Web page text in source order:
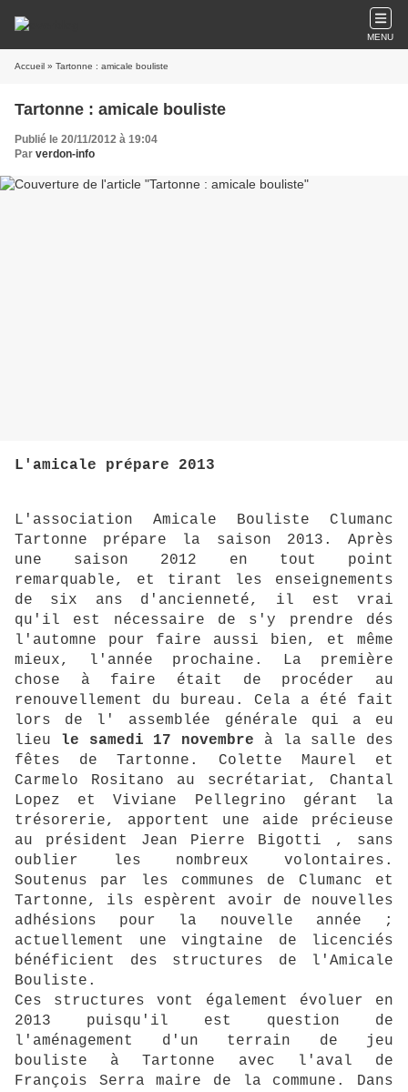
MENU
Accueil » Tartonne : amicale bouliste
Tartonne : amicale bouliste
Publié le 20/11/2012 à 19:04
Par verdon-info
L'amicale prépare 2013
L'association Amicale Bouliste Clumanc
Tartonne prépare la saison 2013. Après
une saison 2012 en tout point
remarquable, et tirant les enseignements
de six ans d'ancienneté, il est vrai
qu'il est nécessaire de s'y prendre dés
l'automne pour faire aussi bien, et même
mieux, l'année prochaine. La première
chose à faire était de procéder au
renouvellement du bureau. Cela a été fait
lors de l' assemblée générale qui a eu
lieu le samedi 17 novembre à la salle des
fêtes de Tartonne. Colette Maurel et
Carmelo Rositano au secrétariat, Chantal
Lopez et Viviane Pellegrino gérant la
trésorerie, apportent une aide précieuse
au président Jean Pierre Bigotti , sans
oublier les nombreux volontaires.
Soutenus par les communes de Clumanc et
Tartonne, ils espèrent avoir de nouvelles
adhésions pour la nouvelle année ;
actuellement une vingtaine de licenciés
bénéficient des structures de l'Amicale
Bouliste.
Ces structures vont également évoluer en
2013 puisqu'il est question de
l'aménagement d'un terrain de jeu
bouliste à Tartonne avec l'aval de
François Serra maire de la commune. Dans